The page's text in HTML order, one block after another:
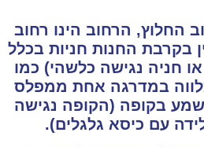
החלוץ, הרחוב הינו רחוב
בקרבת החנות חניות בכלל
חניה נגישה כלשהי) כמו
במדרגה אחת ממפלס
שמע בקופה (הקופה נגישה
עם כיסא גלגלים).